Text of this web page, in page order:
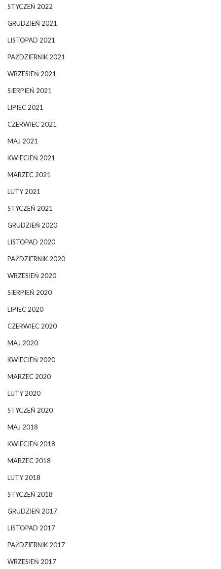
STYCZEŃ 2022
GRUDZIEŃ 2021
LISTOPAD 2021
PAŹDZIERNIK 2021
WRZESIEŃ 2021
SIERPIEŃ 2021
LIPIEC 2021
CZERWIEC 2021
MAJ 2021
KWIECIEŃ 2021
MARZEC 2021
LUTY 2021
STYCZEŃ 2021
GRUDZIEŃ 2020
LISTOPAD 2020
PAŹDZIERNIK 2020
WRZESIEŃ 2020
SIERPIEŃ 2020
LIPIEC 2020
CZERWIEC 2020
MAJ 2020
KWIECIEŃ 2020
MARZEC 2020
LUTY 2020
STYCZEŃ 2020
MAJ 2018
KWIECIEŃ 2018
MARZEC 2018
LUTY 2018
STYCZEŃ 2018
GRUDZIEŃ 2017
LISTOPAD 2017
PAŹDZIERNIK 2017
WRZESIEŃ 2017